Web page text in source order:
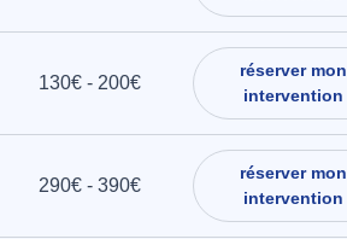
130€ - 200€
réserver mon
intervention
290€ - 390€
réserver mon
intervention